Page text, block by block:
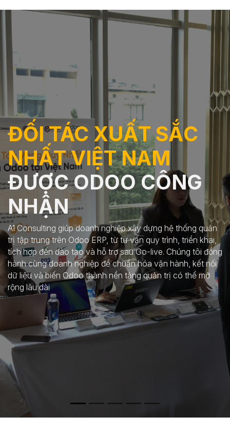
ĐỐI TÁC XUẤT SẮC
NHẤT VIỆT NAM
ĐƯỢC ODOO CÔNG
NHẬN
A1 Consulting giúp doanh nghiệp xây dựng hệ thống quản
trị tập trung trên Odoo ERP, từ tư vấn quy trình, triển khai,
tích hợp đến đào tạo và hỗ trợ sau Go-live. Chúng tôi đồng
hành cùng doanh nghiệp để chuẩn hóa vận hành, kết nối
dữ liệu và biến Odoo thành nền tảng quản trị có thể mở
rộng lâu dài